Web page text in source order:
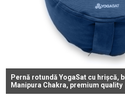
Pernă rotundă YogaSat cu hrișcă,
Manipura Chakra, premium quality